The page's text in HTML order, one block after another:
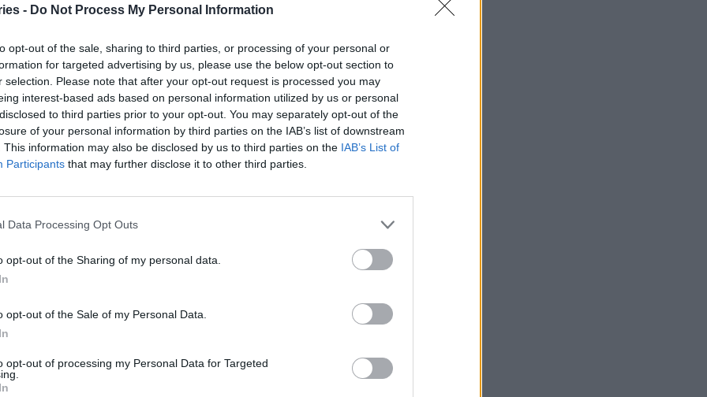
- Do Not Process My Personal Information
opt-out of the sale, sharing to third parties, or processing of your personal or
for targeted advertising by us, please use the below opt-out section to
selection. Please note that after your opt-out request is processed you may
interest-based ads based on personal information utilized by us or personal
to third parties prior to your opt-out. You may separately opt-out of the
of your personal information by third parties on the IAB’s list of downstream
This information may also be disclosed by us to third parties on the IAB’s List of
Participants that may further disclose it to other third parties.
Data Processing Opt Outs
opt-out of the Sharing of my personal data.
opt-out of the Sale of my Personal Data.
opt-out of processing my Personal Data for Targeted
έχουν μεγάλη αποτελεσματικότητα θα πρέπει
να εμφανιστούν κάποιοι που θα λένε ότι
είτε τα χρησιμοποιούν με λάθος τρόπο.
αποτελεσματικότητα και είναι το μέλλον,
θα βρεθούν κάποιοι και θα πουν π.χ. “έχω μια
μπορούν να επιβιώσουν σε κρέμα, είναι
στην τηλεόραση να λένε: “βγάζετε μαλλιά
από το αίμα”. Το αίμα δεν έχει βλαστοκύτταρα,
πλάσμα πλούσιο σε αιμοπετάλια και αυτό είναι
ενός κλάδου της Ιατρικής, που λέγεται
συνέδρια, όπου ανακοινώνονται τα
υπάρχουν μεταπτυχιακά τμήματα
σε συνεργασία με το ΔΠΘ για τα